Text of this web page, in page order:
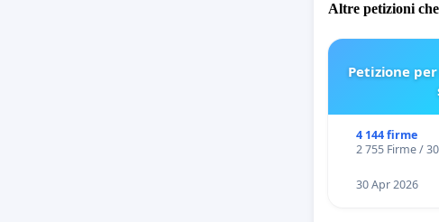
Altre petizioni
Petizione
4 144 firme
2 755 Firme /
30 Apr 2026